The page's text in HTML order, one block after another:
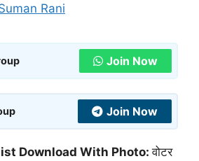
Rani
Join Now
Join Now
Download With Photo:वोटर